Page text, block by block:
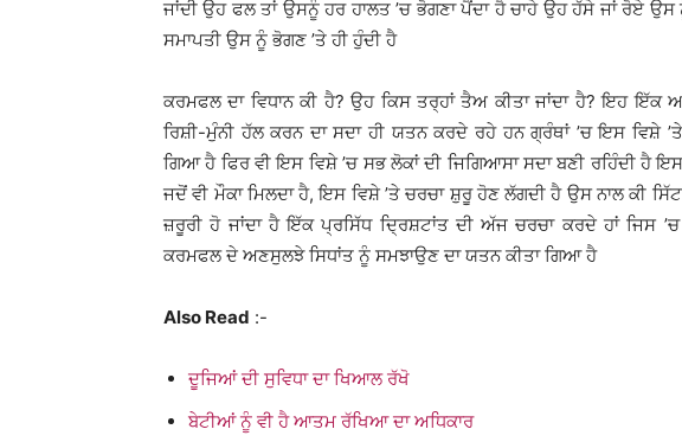
ਜਾਂਦੀ ਉਹ ਫਲ ਤਾਂ ਉਸਨੂੰ ਹਰ ਹਾਲਤ ’ਚ ਭੋਗਣਾ ਪੈਂਦਾ ਹੈ ਚਾਹੇ ਉਹ ਹੱਸੇ ਜਾਂ ਰੋਏ
ਸਮਾਪਤੀ ਉਸ ਨੂੰ ਭੋਗਣ ’ਤੇ ਹੀ ਹੁੰਦੀ ਹੈ
ਕਰਮਫਲ ਦਾ ਵਿਧਾਨ ਕੀ ਹੈ? ਉਹ ਕਿਸ ਤਰ੍ਹਾਂ ਤੈਅ ਕੀਤਾ ਜਾਂਦਾ ਹੈ? ਇਹ
ਰਿਸ਼ੀ-ਮੁੰਨੀ ਹੱਲ ਕਰਨ ਦਾ ਸਦਾ ਹੀ ਯਤਨ ਕਰਦੇ ਰਹੇ ਹਨ ਗ੍ਰੰਥਾਂ ’ਚ ਇਸ
ਗਿਆ ਹੈ ਫਿਰ ਵੀ ਇਸ ਵਿਸ਼ੇ ’ਚ ਸਭ ਲੋਕਾਂ ਦੀ ਜਿਗਿਆਸਾ ਸਦਾ ਬਣੀ ਰਹਿੰਦੀ ਹੈ
ਜਦੋਂ ਵੀ ਮੌਕਾ ਮਿਲਦਾ ਹੈ, ਇਸ ਵਿਸ਼ੇ ’ਤੇ ਚਰਚਾ ਸ਼ੁਰੂ ਹੋਣ ਲੱਗਦੀ ਹੈ ਉਸ ਨਾਲ ਕੀ
ਜ਼ਰੂਰੀ ਹੋ ਜਾਂਦਾ ਹੈ ਇੱਕ ਪ੍ਰਸਿੱਧ ਦ੍ਰਿਸ਼ਟਾਂਤ ਦੀ ਅੱਜ ਚਰਚਾ ਕਰਦੇ ਹਾਂ ਜਿਸ
ਕਰਮਫਲ ਦੇ ਅਣਸੁਲਝੇ ਸਿਧਾਂਤ ਨੂੰ ਸਮਝਾਉਣ ਦਾ ਯਤਨ ਕੀਤਾ ਗਿਆ ਹੈ
Also Read :-
ਦੂਜਿਆਂ ਦੀ ਸੁਵਿਧਾ ਦਾ ਖਿਆਲ ਰੱਖੋ
ਬੇਟੀਆਂ ਨੂੰ ਵੀ ਹੈ ਆਤਮ ਰੱਖਿਆ ਦਾ ਅਧਿਕਾਰ